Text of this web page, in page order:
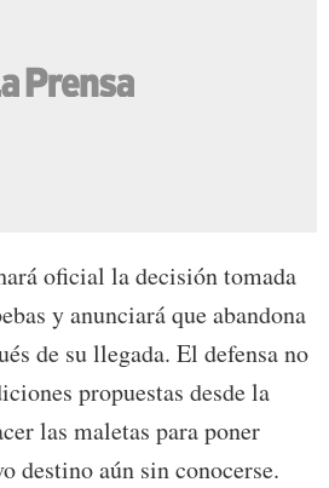
oficial la decisión tomada
y anunciará que abandona
de su llegada. El defensa no
propuestas desde la
las maletas para poner
destino aún sin conocerse.